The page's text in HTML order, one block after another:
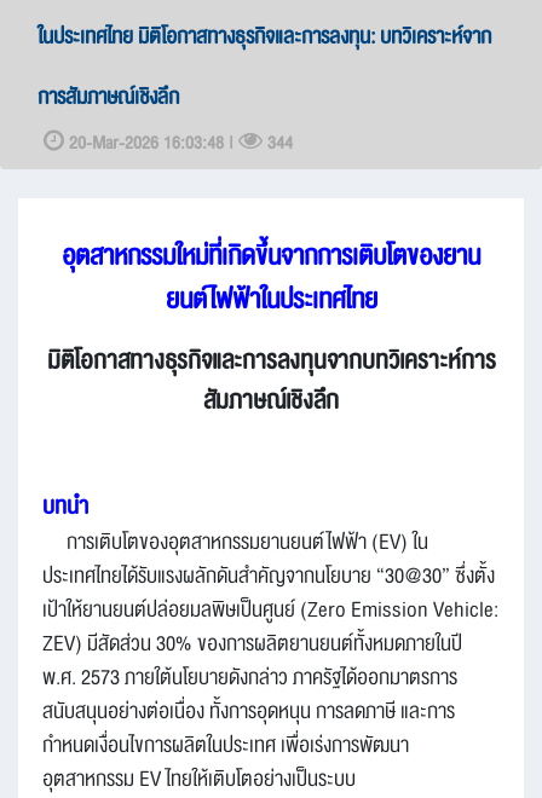
ในประเทศไทย มิติโอกาสทางธุรกิจและการลงทุน: บทวิเคราะห์จาก
การสัมภาษณ์เชิงลึก
20-Mar-2026 16:03:48 | 344
อุตสาหกรรมใหม่ที่เกิดขึ้นจากการเติบโตของยาน
ยนต์ไฟฟ้าในประเทศไทย
มิติโอกาสทางธุรกิจและการลงทุนจากบทวิเคราะห์การ
สัมภาษณ์เชิงลึก
บทนำ
การเติบโตของอุตสาหกรรมยานยนต์ไฟฟ้า (EV) ใน
ประเทศไทยได้รับแรงผลักดันสำคัญจากนโยบาย “30@30” ซึ่งตั้ง
เป้าให้ยานยนต์ปล่อยมลพิษเป็นศูนย์ (Zero Emission Vehicle:
ZEV) มีสัดส่วน 30% ของการผลิตยานยนต์ทั้งหมดภายในปี
พ.ศ. 2573 ภายใต้นโยบายดังกล่าว ภาครัฐได้ออกมาตรการ
สนับสนุนอย่างต่อเนื่อง ทั้งการอุดหนุน การลดภาษี และการ
กำหนดเงื่อนไขการผลิตในประเทศ เพื่อเร่งการพัฒนา
อุตสาหกรรม EV ไทยให้เติบโตอย่างเป็นระบบ